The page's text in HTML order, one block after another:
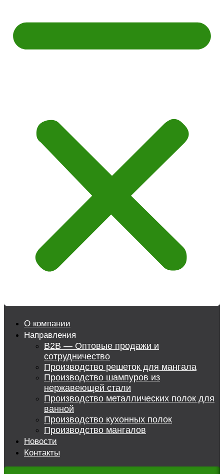
О компании
Направления
B2B — Оптовые продажи и
сотрудничество
Производство решеток для мангала
Производство шампуров из
нержавеющей стали
Производство металлических полок для
ванной
Производство кухонных полок
Производство мангалов
Новости
Контакты